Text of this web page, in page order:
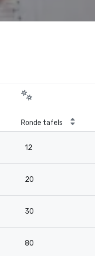
Ronde tafels
12
20
30
80